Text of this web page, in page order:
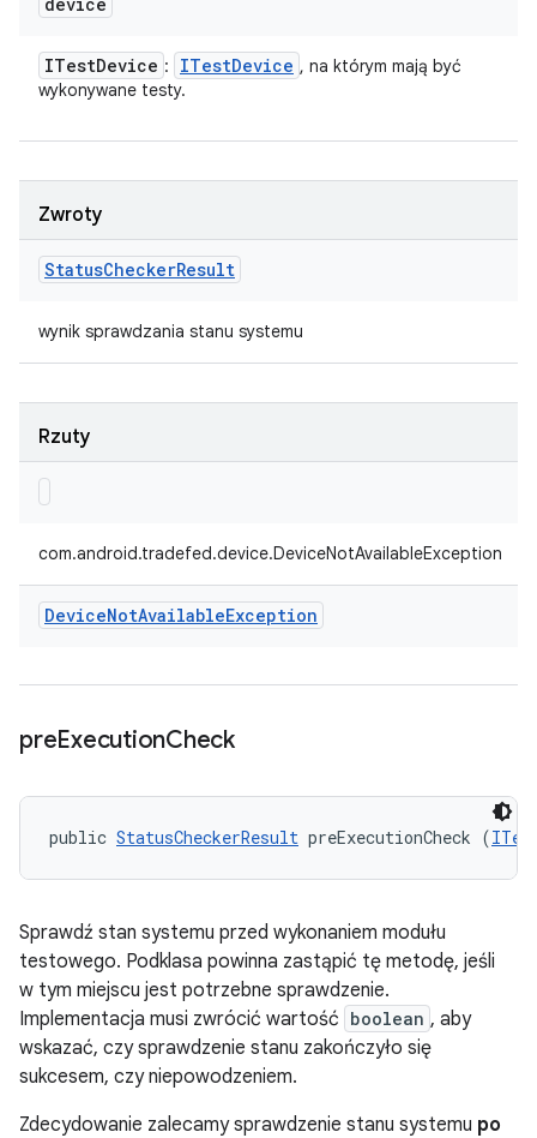
ITestDevice : ITestDevice , na którym mają być
wykonywane testy.
Zwroty
StatusCheckerResult
wynik sprawdzania stanu systemu
Rzuty
com.android.tradefed.device.DeviceNotAvailableException
DeviceNotAvailableException
preExecutionCheck
public StatusCheckerResult preExecutionCheck (
Sprawdź stan systemu przed wykonaniem modułu
testowego. Podklasa powinna zastąpić tę metodę, jeśli
w tym miejscu jest potrzebne sprawdzenie.
Implementacja musi zwrócić wartość boolean , aby
wskazać, czy sprawdzenie stanu zakończyło się
sukcesem, czy niepowodzeniem.
Zdecydowanie zalecamy sprawdzenie stanu systemu po